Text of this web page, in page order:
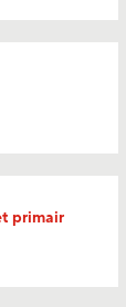
primair